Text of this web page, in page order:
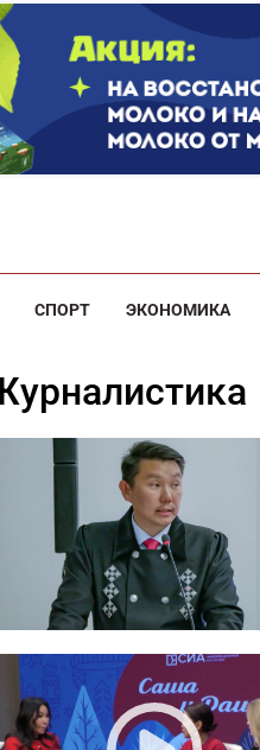
СПОРТ ЭКОНОМИКА
журналистика